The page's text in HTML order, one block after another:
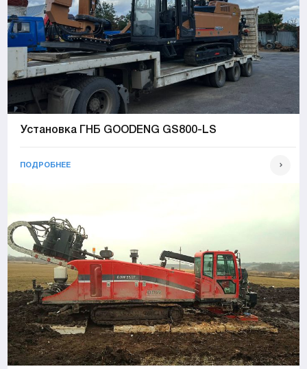
Установка ГНБ GOODENG GS800-LS
ПОДРОБНЕЕ